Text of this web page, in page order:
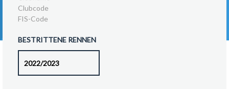
Clubcode
FIS-Code
BESTRITTENE RENNEN